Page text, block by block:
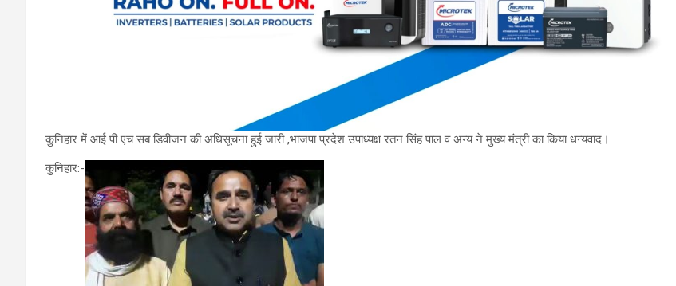
कुनिहार में आई पी एच सब डिवीजन की अधिसूचना हुई जारी ,भाजपा प्रदेश उपाध्यक्ष रतन सिंह पाल व अन्य ने मुख्य मंत्री का किया धन्यवाद।
कुनिहार:-